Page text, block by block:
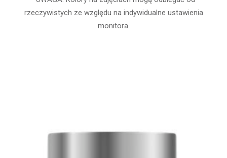
rzeczywistych ze względu na indywidualne ustawienia
monitora.